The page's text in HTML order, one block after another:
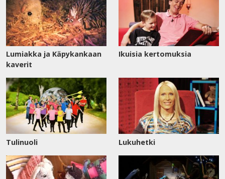
Lumiakka ja Käpykankaan
kaverit
Ikuisia kertomuksia
Tulinuoli Lukuhetki
nyt